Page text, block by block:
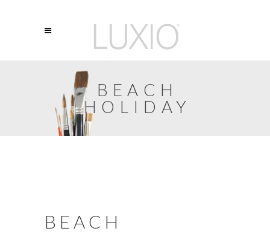
BEACH
HOLIDAY
BEACH